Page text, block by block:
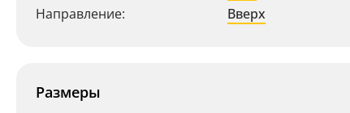
Направление:
Вверх
Размеры